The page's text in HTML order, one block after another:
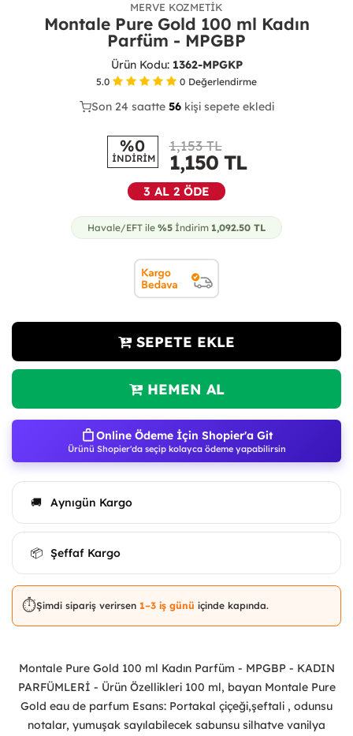
MERVE KOZMETIK
Montale Pure Gold 100 ml Kadın
Parfüm - MPGBP
Ürün Kodu: 1362-MPGKP
5.0 0 Değerlendirme
33
Son 24 saatte 56 kişi sepete ekledi
20
%0
İNDİRİM
1,153 TL
1,150TL
3 AL 2 ÖDE
Havale/EFT ile %5 İndirim 1,092.50 TL
SEPETE EKLE
HEMEN AL
Online Ödeme İçin Shopier'a Git
Ürünü Shopier'da seçip kolayca ödeme yapabilirsin
🚚 Aynıgün Kargo
📦 Şeffaf Kargo
⏱️Şimdi sipariş verirsen 1–3 iş günü içinde kapında.
Montale Pure Gold 100 ml Kadın Parfüm - MPGBP - KADIN
PARFÜMLERİ - Ürün Özellikleri 100 ml, bayan Montale Pure
Gold eau de parfum Esans: Portakal çiçeği,şeftali , odunsu
notalar, yumuşak sayılabilecek sabunsu silhatve vanilya